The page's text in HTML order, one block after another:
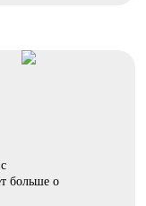
больше о